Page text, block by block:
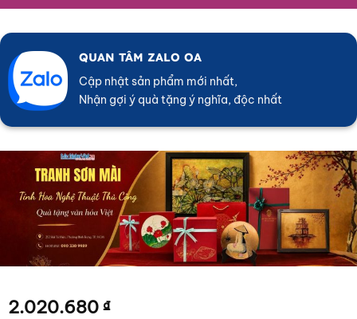
QUAN TÂM ZALO OA
Cập nhật sản phẩm mới nhất,
Nhận gợi ý quà tặng ý nghĩa, độc nhất
2.020.680 ₫